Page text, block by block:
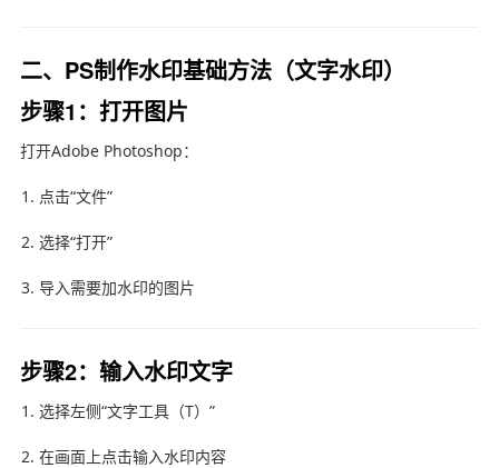
二、PS制作水印基础方法（文字水印）
步骤1：打开图片
打开Adobe Photoshop：
点击“文件”
选择“打开”
导入需要加水印的图片
步骤2：输入水印文字
选择左侧“文字工具（T）”
在画面上点击输入水印内容